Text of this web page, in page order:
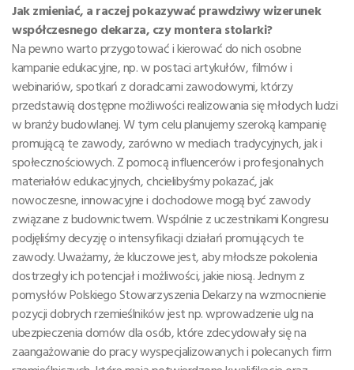
Jak zmieniać, a raczej pokazywać prawdziwy wizerunek
współczesnego dekarza, czy montera stolarki?
Na pewno warto przygotować i kierować do nich osobne
kampanie edukacyjne, np. w postaci artykułów, filmów i
webinariów, spotkań z doradcami zawodowymi, którzy
przedstawią dostępne możliwości realizowania się młodych ludzi
w branży budowlanej. W tym celu planujemy szeroką kampanię
promującą te zawody, zarówno w mediach tradycyjnych, jak i
społecznościowych. Z pomocą influencerów i profesjonalnych
materiałów edukacyjnych, chcielibyśmy pokazać, jak
nowoczesne, innowacyjne i dochodowe mogą być zawody
związane z budownictwem. Wspólnie z uczestnikami Kongresu
podjęliśmy decyzję o intensyfikacji działań promujących te
zawody. Uważamy, że kluczowe jest, aby młodsze pokolenia
dostrzegły ich potencjał i możliwości, jakie niosą. Jednym z
pomysłów Polskiego Stowarzyszenia Dekarzy na wzmocnienie
pozycji dobrych rzemieślników jest np. wprowadzenie ulg na
ubezpieczenia domów dla osób, które zdecydowały się na
zaangażowanie do pracy wyspecjalizowanych i polecanych firm